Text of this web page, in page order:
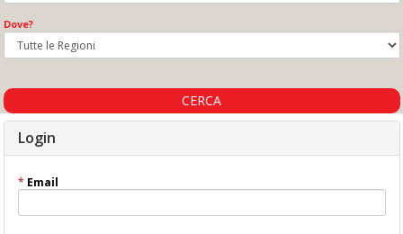
Dove?
CERCA
Login
* Email